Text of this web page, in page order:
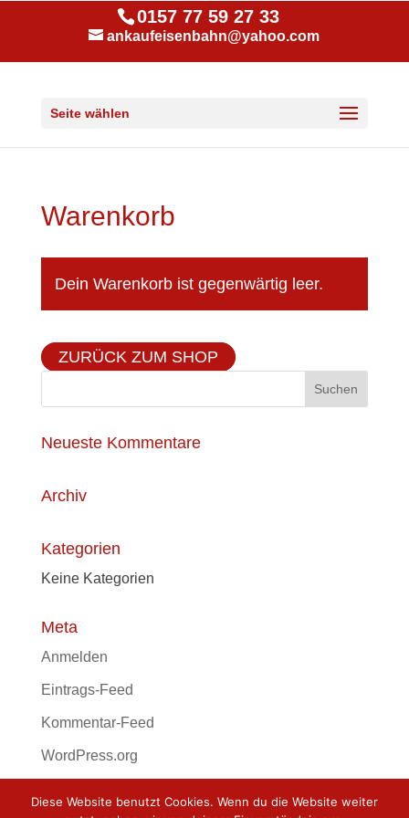
0157 77 59 27 33
ankaufeisenbahn@yahoo.com
Seite wählen
Warenkorb
Dein Warenkorb ist gegenwärtig leer.
ZURÜCK ZUM SHOP
Neueste Kommentare
Archiv
Kategorien
Keine Kategorien
Meta
Anmelden
Eintrags-Feed
Kommentar-Feed
WordPress.org
Diese Website benutzt Cookies. Wenn du die Website weiter